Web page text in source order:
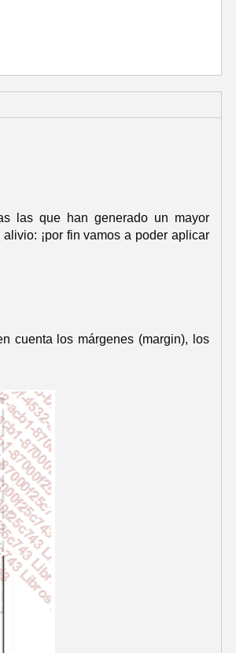
las que han generado un mayor
¡por fin vamos a poder aplicar
cuenta los márgenes (margin), los